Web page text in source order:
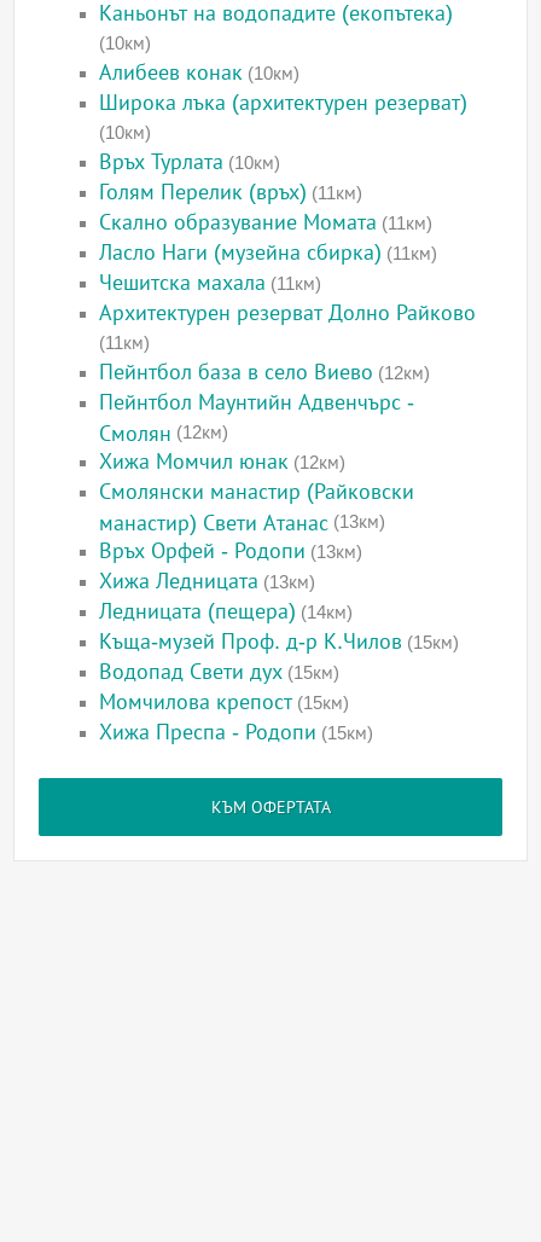
Каньонът на водопадите (екопътека)
(10км)
Алибеев конак (10км)
Широка лъка (архитектурен резерват)
(10км)
Връх Турлата (10км)
Голям Перелик (връх) (11км)
Скално образувание Момата (11км)
Ласло Наги (музейна сбирка) (11км)
Чешитска махала (11км)
Архитектурен резерват Долно Райково
(11км)
Пейнтбол база в село Виево (12км)
Пейнтбол Маунтийн Адвенчърс -
Смолян (12км)
Хижа Момчил юнак (12км)
Смолянски манастир (Райковски
манастир) Свети Атанас (13км)
Връх Орфей - Родопи (13км)
Хижа Ледницата (13км)
Ледницата (пещера) (14км)
Къща-музей Проф. д-р К.Чилов (15км)
Водопад Свети дух (15км)
Момчилова крепост(15км)
Хижа Преспа - Родопи (15км)
КЪМ ОФЕРТАТА